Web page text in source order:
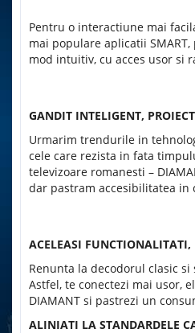
Pentru o interactiune mai
mai populare aplicatii SMART,
mod intuitiv, cu acces usor si
GANDIT INTELIGENT,
Urmarim trendurile in
cele care rezista in fata
televizoare romanesti –
dar pastram accesibilitatea in
ACELEASI
Renunta la decodorul clasic
Astfel, te conectezi mai usor,
DIAMANT si pastrezi un
ALINIATI LA STANDARDELE